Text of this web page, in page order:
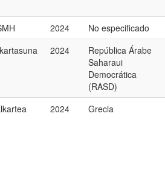
2024 No especificado
2024
República Árabe
Saharaui
Democrática
(RASD)
2024 Grecia